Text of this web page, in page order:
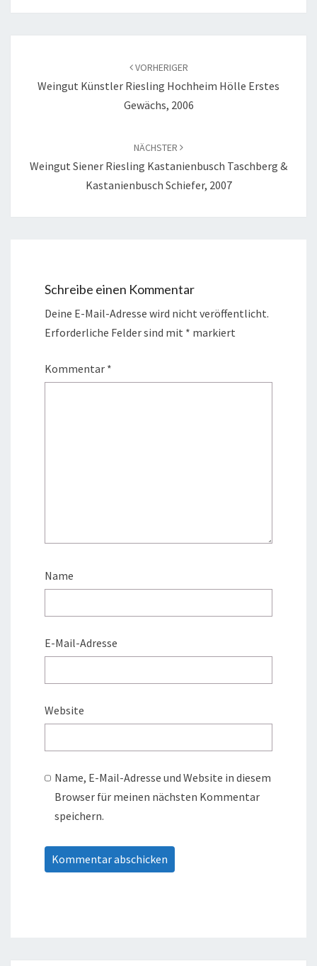
VORHERIGER
Weingut Künstler Riesling Hochheim Hölle Erstes
Gewächs, 2006
NÄCHSTER
Weingut Siener Riesling Kastanienbusch Taschberg &
Kastanienbusch Schiefer, 2007
Schreibe einen Kommentar
Deine E-Mail-Adresse wird nicht veröffentlicht.
Erforderliche Felder sind mit * markiert
Kommentar *
Name
E-Mail-Adresse
Website
Name, E-Mail-Adresse und Website in diesem
Browser für meinen nächsten Kommentar
speichern.